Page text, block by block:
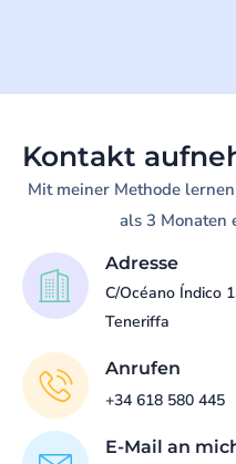
Kontakt
Mit meiner Methode
als 3 Monaten
Adresse
C/Océano Índico
Teneriffa
Anrufen
+34 618 580 445
E-Mail an